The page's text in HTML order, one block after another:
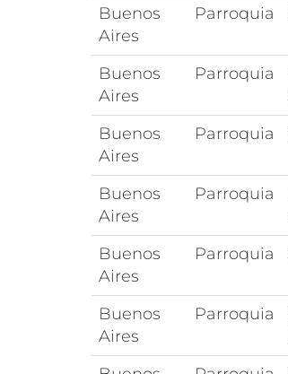
Buenos
Aires
Parroquia
Buenos
Aires
Parroquia
Buenos
Aires
Parroquia
Buenos
Aires
Parroquia
Buenos
Aires
Parroquia
Buenos
Aires
Parroquia